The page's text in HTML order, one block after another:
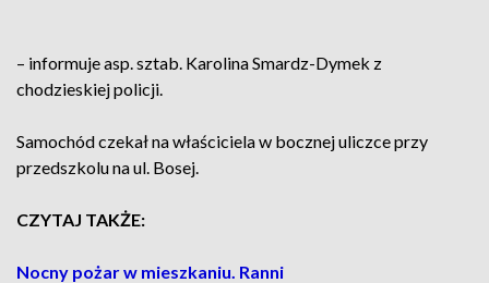
– informuje asp. sztab. Karolina Smardz-Dymek z
chodzieskiej policji.
Samochód czekał na właściciela w bocznej uliczce przy
przedszkolu na ul. Bosej.
CZYTAJ TAKŻE:
Nocny pożar w mieszkaniu. Ranni